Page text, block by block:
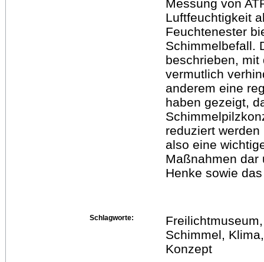
Messung von
Luftfeuchtigkeit
Feuchtenester
Schimmelbefall.
beschrieben, mit
vermutlich
anderem eine
haben gezeigt,
reduziert
also eine
Maßnahmen dar
Henke sowie
Schlagworte:
Schimmel,
Konzept